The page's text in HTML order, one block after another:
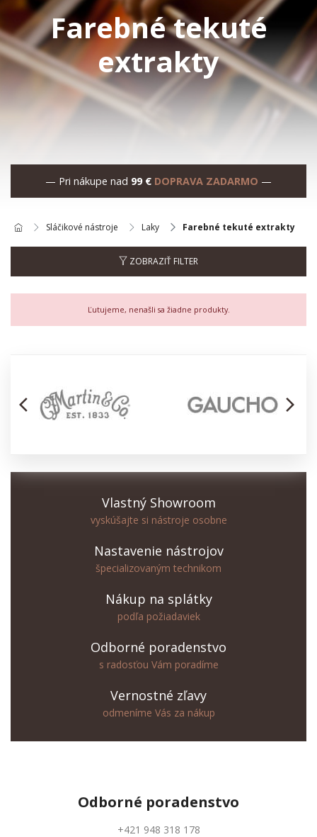
Farebné tekuté
extrakty
— Pri nákupe nad 99 € DOPRAVA ZADARMO —
Sláčikové nástroje Laky Farebné tekuté extrakty
ZOBRAZIŤ FILTER
Ľutujeme, nenašli sa žiadne produkty.
arrow_back_ios arrow_forward_ios
Vlastný Showroom
vyskúšajte si nástroje osobne
Nastavenie nástrojov
špecializovaným technikom
Nákup na splátky
podľa požiadaviek
Odborné poradenstvo
s radosťou Vám poradíme
Vernostné zľavy
odmeníme Vás za nákup
Odborné poradenstvo
+421 948 318 178